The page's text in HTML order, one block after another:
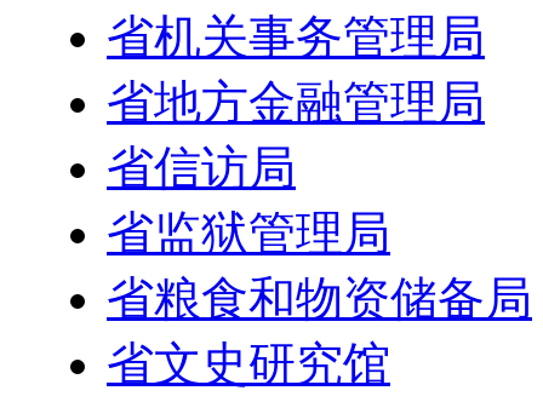
省机关事务管理局
省地方金融管理局
省信访局
省监狱管理局
省粮食和物资储备局
省文史研究馆